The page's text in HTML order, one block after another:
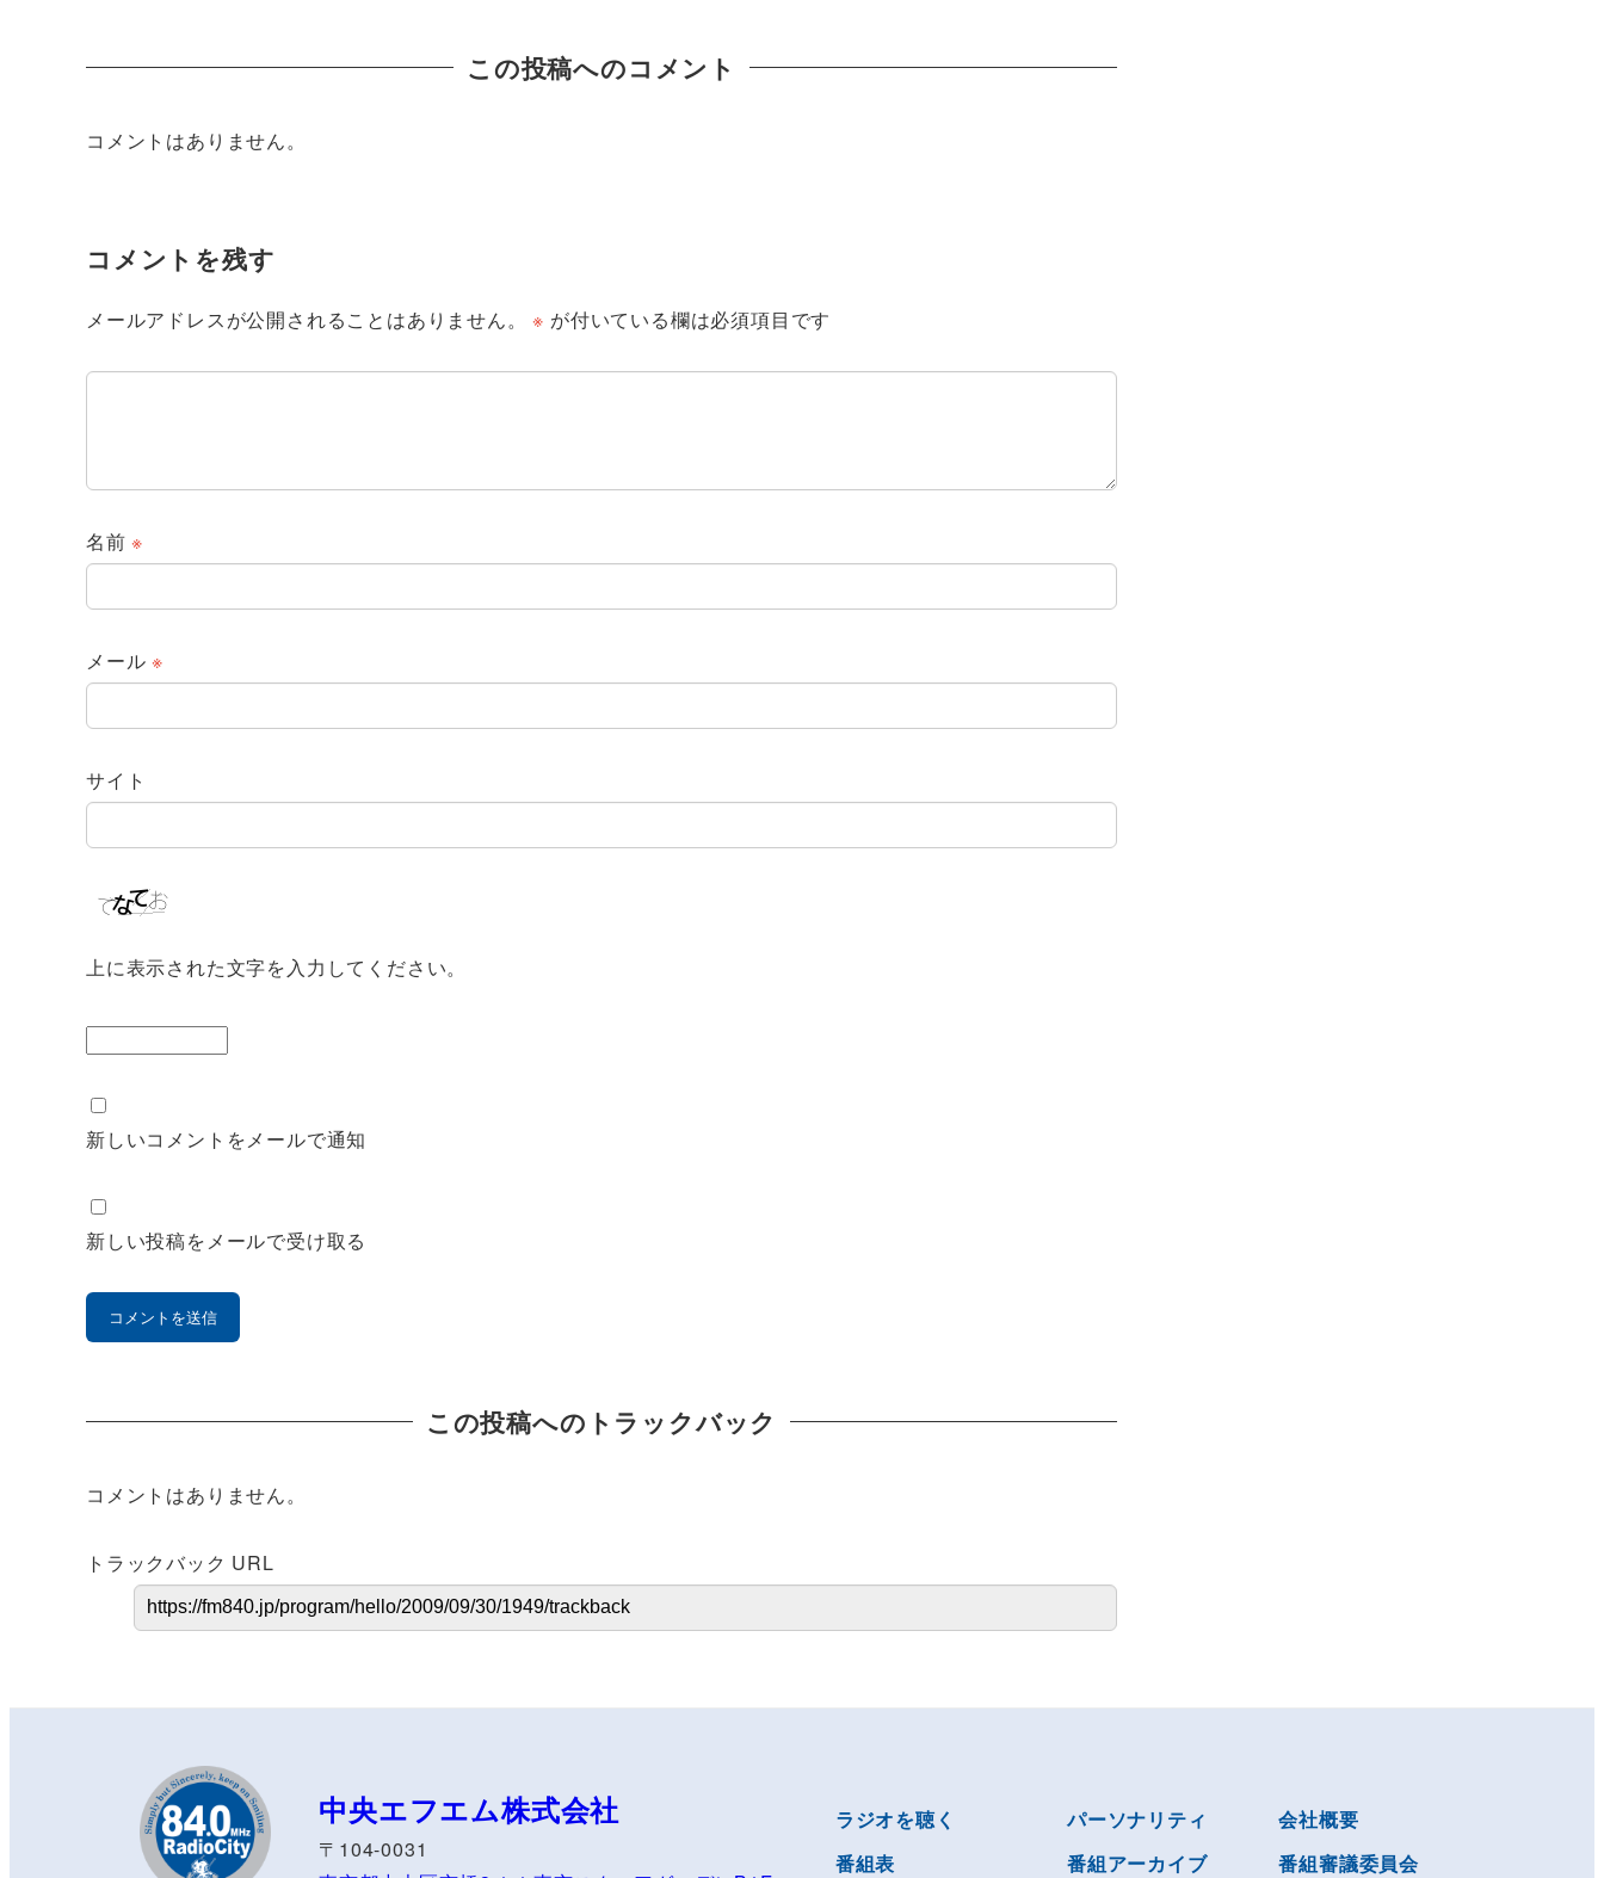
この投稿へのコメント
コメントはありません。
コメントを残す
メールアドレスが公開されることはありません。 ※ が付いている欄は必須項目です
名前※
メール※
サイト
上に表示された文字を入力してください。
新しいコメントをメールで通知
新しい投稿をメールで受け取る
この投稿へのトラックバック
コメントはありません。
トラックバック URL
中央エフエム株式会社
〒104-0031
ラジオを聴く
番組表
パーソナリティ
番組アーカイブ
会社概要
番組審議委員会